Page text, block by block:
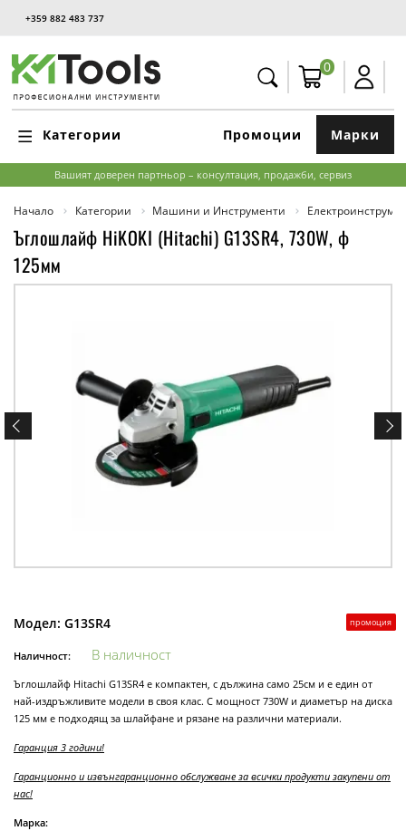
+359 882 483 737
0
Категории Марки
Промоции
Вашият доверен партньор – консултация, продажби, сервиз
Начало Категории Машини и Инструменти
Ъглошлайф HiKOKI (Hitachi) G13SR4, 730W, ф
125мм
промоция
Модел: G13SR4
Наличност: В наличност
Ъглошлайф Hitachi G13SR4 е компактен, с дължина само 25см и е един от
най-издръжливите модели в своя клас. С мощност 730W и диаметър на диска
125 мм е подходящ за шлайфане и рязане на различни материали.
Гаранция 3 години!
Гаранционно и извънгаранционно обслужване за всички продукти закупени от
нас!
Марка: